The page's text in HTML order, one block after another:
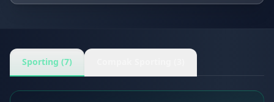
Sporting (7)